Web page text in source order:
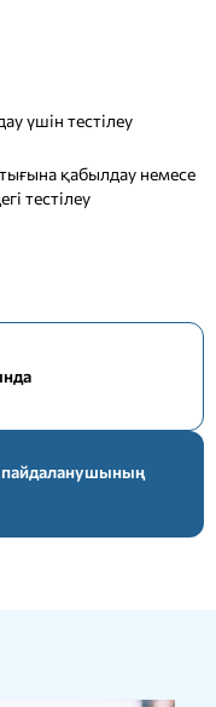
үшін тестілеу
қабылдау немесе
тестілеу
пайдаланушының